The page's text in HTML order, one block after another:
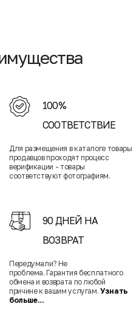
100%
СООТВЕТСТВИЕ
Для размещения в каталоге товары
продавцов проходят процесс
верификации - товары
соответствуют фотографиям.
90 ДНЕЙ НА
ВОЗВРАТ
Передумали? Не
проблема. Гарантия бесплатного
обмена и возврата по любой
причине к вашим услугам. Узнать
больше...